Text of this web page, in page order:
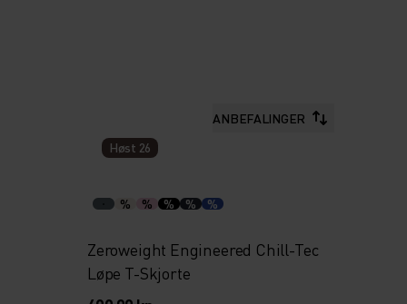
ANBEFALINGER
Høst 26
% % % % %
Zeroweight Engineered Chill-Tec
Løpe T-Skjorte